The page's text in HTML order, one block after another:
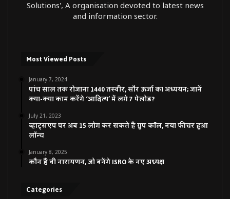
Solutions', A organisation devoted to latest news
and information sector.
Most Viewed Posts
January 7, 2024
पांच साल तक रोजाना 1440 तस्वीर, सौर ऊर्जा का अध्ययन; जानें
क्या-क्या काम करेंगे ‘आदित्य’ में लगे 7 पेलोड?
July 21, 2023
व्हाट्सएप पर अब 15 लोग कर सकते हैं ग्रुप कॉल, नया फीचर हुआ
लॉन्च
January 8, 2025
कौन हैं वी नारायणन, जो बनेंगे ISRO के नए अध्यक्ष
Categories